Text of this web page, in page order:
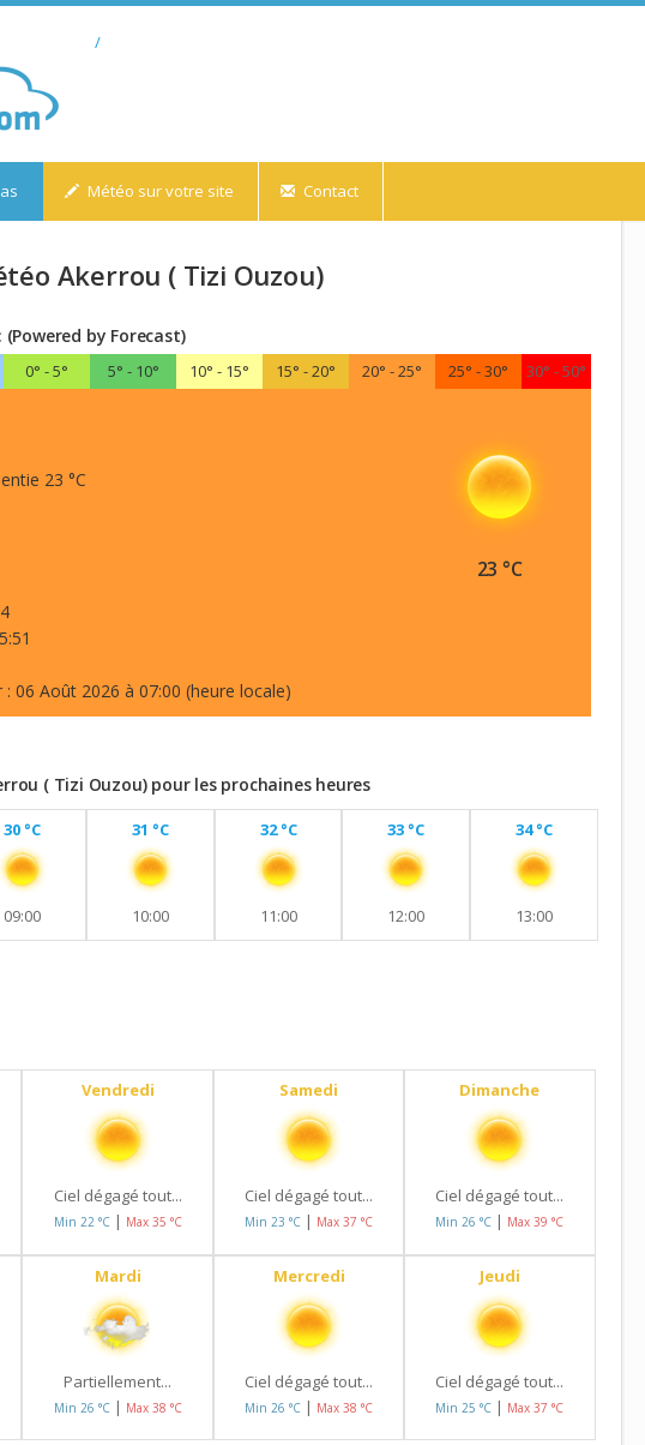
/
Météo sur votre site Contact
Akerrou ( Tizi Ouzou)
by Forecast)
0° - 5° 5° - 10° 10° - 15° 15° - 20° 20° - 25° 25° - 30° 30° - 50°
23 °C
06 Août 2026 à 07:00 (heure locale)
23 °C
( Tizi Ouzou) pour les prochaines heures
30 °C
09:00
31 °C
10:00
32 °C
11:00
33 °C
12:00
34 °C
13:00
Vendredi
Ciel dégagé tout...
Min 22 °C | Max 35 °C
Samedi
Ciel dégagé tout...
Min 23 °C | Max 37 °C
Dimanche
Ciel dégagé tout...
Min 26 °C | Max 39 °C
Mardi
Partiellement...
Min 26 °C | Max 38 °C
Mercredi
Ciel dégagé tout...
Min 26 °C | Max 38 °C
Jeudi
Ciel dégagé tout...
Min 25 °C | Max 37 °C